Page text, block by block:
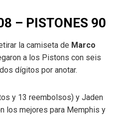
– PISTONES 90
la camiseta de Marco
a los Pistons con seis
dígitos por anotar.
y 13 reembolsos) y Jaden
los mejores para Memphis y